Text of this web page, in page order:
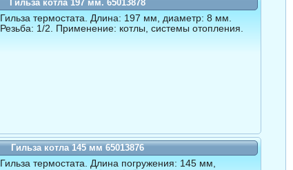
Гильза котла 197 мм. 65013878
Гильза термостата. Длина: 197 мм, диаметр: 8 мм.
Резьба: 1/2. Применение: котлы, системы отопления.
Гильза котла 145 мм 65013876
Гильза термостата. Длина погружения: 145 мм,